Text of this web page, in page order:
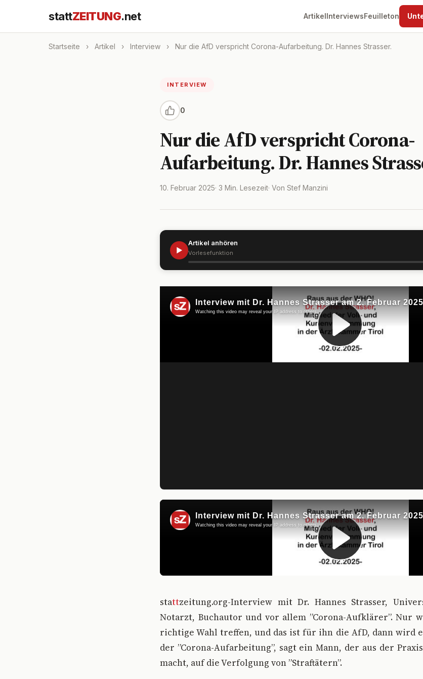
stattZEITUNG.net ArtikelInterviewsFeuilleton
Startseite › Artikel › Interview › Nur die AfD verspricht Corona-Aufarbeitung. Dr. Hannes Strasser.
INTERVIEW
0
Nur die AfD verspricht Corona-
Aufarbeitung. Dr. Hannes
10. Februar 2025· 3 Min. Lesezeit· Von Stef Manzini
▶
Artikel anhören
Vorlesefunktion
stattzeitung.org-Interview mit Dr. Hannes Strasser,
Notarzt, Buchautor und vor allem ”Corona-Aufklärer”. Nur
richtige Wahl treffen, und das ist für ihn die AfD, dann wird
der ”Corona-Aufarbeitung”, sagt ein Mann, der aus der
macht, auf die Verfolgung von ”Straftätern”.